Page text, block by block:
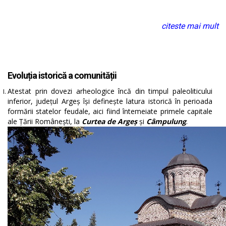
citeste mai mult
Evoluția istorică a comunității
Atestat prin dovezi arheologice încă din timpul paleoliticului
inferior, județul Argeș își definește latura istorică în perioada
formării statelor feudale, aici fiind întemeiate primele capitale
ale Țării Românești, la Curtea de Argeșși Câmpulung.